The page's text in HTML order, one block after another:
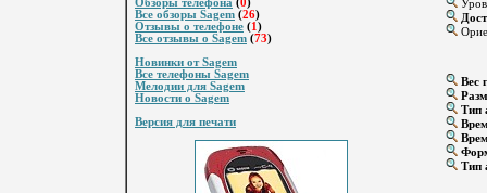
Обзоры телефона (0)
Все обзоры Sagem (26)
Отзывы о телефоне (1 )
Все отзывы о Sagem (73)
Новинки от Sagem
Все телефоны Sagem
Мелодии для Sagem
Новости о Sagem
Версия для печати
Вес
Тип
Тип